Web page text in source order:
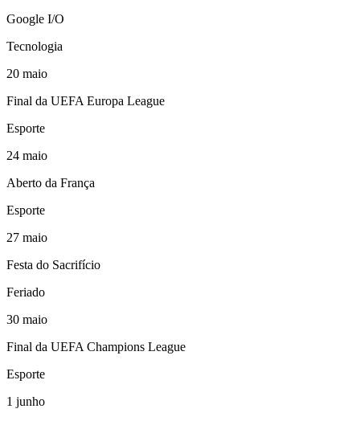
Google I/O
Tecnologia
20 maio
Final da UEFA Europa League
Esporte
24 maio
Aberto da França
Esporte
27 maio
Festa do Sacrifício
Feriado
30 maio
Final da UEFA Champions League
Esporte
1 junho